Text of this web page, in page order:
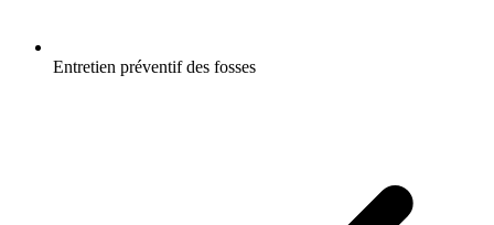
Entretien préventif des fosses